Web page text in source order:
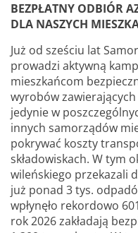
BEZPŁATNY ODBIÓR
DLA NASZYCH
Już od sześciu lat
prowadzi aktywną
mieszkańcom
wyrobów
jedynie w
innych samorządów
pokrywać koszty
składowiskach. W tym
wileńskiego przekazali
już ponad 3 tys.
wpłynęło rekordowo
rok 2026 zakładają